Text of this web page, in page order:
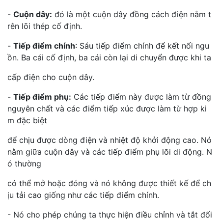
- Cuộn dây: đó là một cuộn dây đồng cách điện nằm t
rên lõi thép cố định.
- Tiếp điểm chính: Sáu tiếp điểm chính để kết nối ngu
ồn. Ba cái cố định, ba cái còn lại di chuyển được khi ta
cấp điện cho cuộn dây.
- Tiếp điểm phụ: Các tiếp điểm này được làm từ đồng
nguyên chất và các điểm tiếp xúc được làm từ hợp ki
m đặc biệt
để chịu được dòng điện và nhiệt độ khởi động cao. Nó
nằm giữa cuộn dây và các tiếp điểm phụ lõi di động. N
ó thường
có thể mở hoặc đóng và nó không được thiết kế để ch
ịu tải cao giống như các tiếp điểm chính.
- Nó cho phép chúng ta thực hiện điều chỉnh và tắt đối